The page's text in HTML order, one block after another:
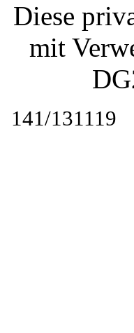
Diese
mit
141/131119